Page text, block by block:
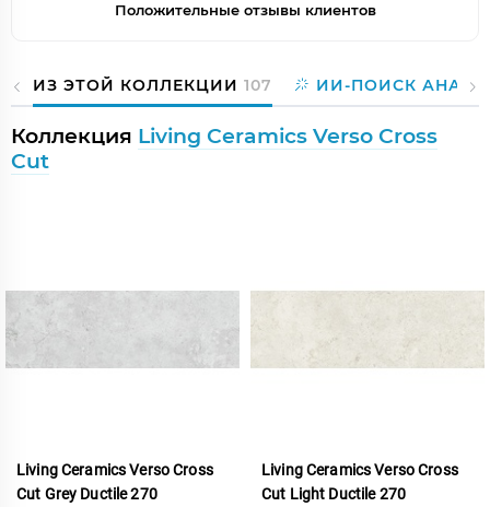
Положительные отзывы клиентов
ИЗ ЭТОЙ КОЛЛЕКЦИИ 107 ИИ-ПОИСК
Коллекция Living Ceramics Verso Cross
Cut
Living Ceramics Verso Cross
Cut Grey Ductile 270
Living Ceramics Verso Cross
Cut Light Ductile 270